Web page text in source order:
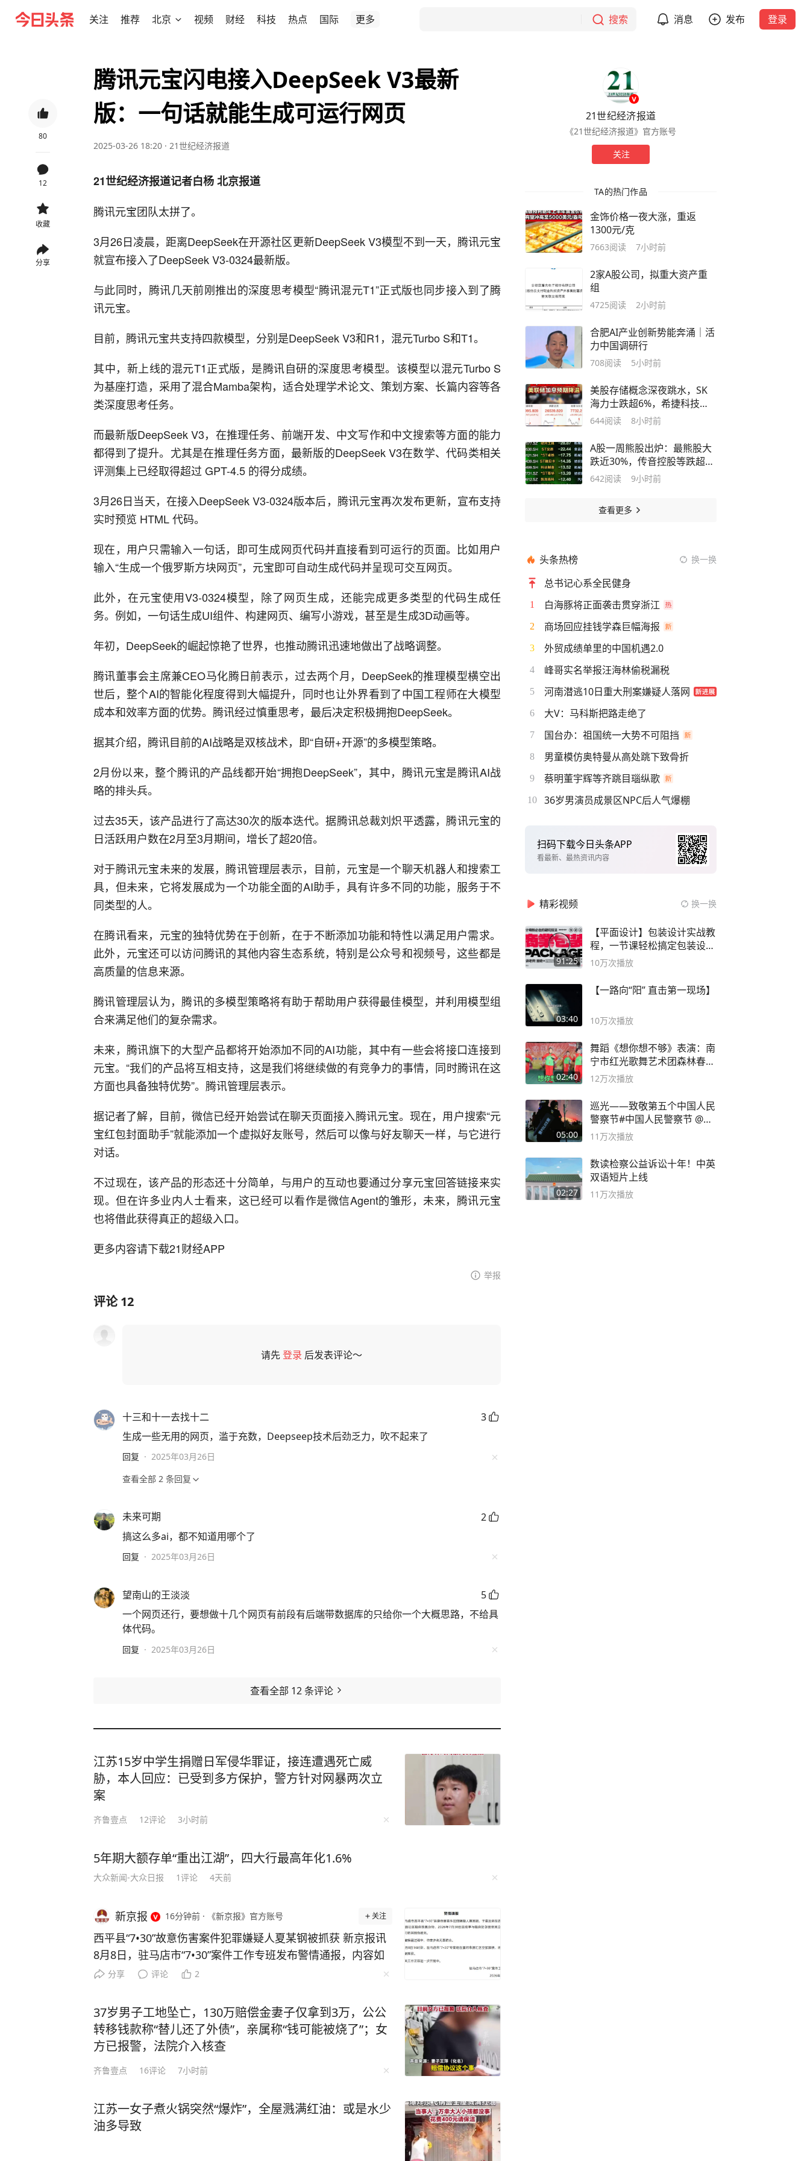
关注 推荐 北京 视频 财经 科技 热点 国际 更多 搜索 消息 发布 登录
80
12
收藏
分享
腾讯元宝闪电接入DeepSeek V3最新
版：一句话就能生成可运行网页
2025-03-26 18:20 · 21世纪经济报道
21世纪经济报道记者白杨 北京报道
腾讯元宝团队太拼了。
3月26日凌晨，距离DeepSeek在开源社区更新DeepSeek V3模型不到一天，腾讯元宝
就宣布接入了DeepSeek V3-0324最新版。
与此同时，腾讯几天前刚推出的深度思考模型“腾讯混元T1”正式版也同步接入到了腾
讯元宝。
目前，腾讯元宝共支持四款模型，分别是DeepSeek V3和R1，混元Turbo S和T1。
其中，新上线的混元T1正式版，是腾讯自研的深度思考模型。该模型以混元Turbo S
为基座打造，采用了混合Mamba架构，适合处理学术论文、策划方案、长篇内容等各
类深度思考任务。
而最新版DeepSeek V3，在推理任务、前端开发、中文写作和中文搜索等方面的能力
都得到了提升。尤其是在推理任务方面，最新版的DeepSeek V3在数学、代码类相关
评测集上已经取得超过 GPT-4.5 的得分成绩。
3月26日当天，在接入DeepSeek V3-0324版本后，腾讯元宝再次发布更新，宣布支持
实时预览 HTML 代码。
现在，用户只需输入一句话，即可生成网页代码并直接看到可运行的页面。比如用户
输入“生成一个俄罗斯方块网页”，元宝即可自动生成代码并呈现可交互网页。
此外，在元宝使用V3-0324模型，除了网页生成，还能完成更多类型的代码生成任
务。例如，一句话生成UI组件、构建网页、编写小游戏，甚至是生成3D动画等。
年初，DeepSeek的崛起惊艳了世界，也推动腾讯迅速地做出了战略调整。
腾讯董事会主席兼CEO马化腾日前表示，过去两个月，DeepSeek的推理模型横空出
世后，整个AI的智能化程度得到大幅提升，同时也让外界看到了中国工程师在大模型
成本和效率方面的优势。腾讯经过慎重思考，最后决定积极拥抱DeepSeek。
据其介绍，腾讯目前的AI战略是双核战术，即“自研+开源”的多模型策略。
2月份以来，整个腾讯的产品线都开始“拥抱DeepSeek”，其中，腾讯元宝是腾讯AI战
略的排头兵。
过去35天，该产品进行了高达30次的版本迭代。据腾讯总裁刘炽平透露，腾讯元宝的
日活跃用户数在2月至3月期间，增长了超20倍。
对于腾讯元宝未来的发展，腾讯管理层表示，目前，元宝是一个聊天机器人和搜索工
具，但未来，它将发展成为一个功能全面的AI助手，具有许多不同的功能，服务于不
同类型的人。
在腾讯看来，元宝的独特优势在于创新，在于不断添加功能和特性以满足用户需求。
此外，元宝还可以访问腾讯的其他内容生态系统，特别是公众号和视频号，这些都是
高质量的信息来源。
腾讯管理层认为，腾讯的多模型策略将有助于帮助用户获得最佳模型，并利用模型组
合来满足他们的复杂需求。
未来，腾讯旗下的大型产品都将开始添加不同的AI功能，其中有一些会将接口连接到
元宝。“我们的产品将互相支持，这是我们将继续做的有竞争力的事情，同时腾讯在这
方面也具备独特优势”。腾讯管理层表示。
据记者了解，目前，微信已经开始尝试在聊天页面接入腾讯元宝。现在，用户搜索“元
宝红包封面助手”就能添加一个虚拟好友账号，然后可以像与好友聊天一样，与它进行
对话。
不过现在，该产品的形态还十分简单，与用户的互动也要通过分享元宝回答链接来实
现。但在许多业内人士看来，这已经可以看作是微信Agent的雏形，未来，腾讯元宝
也将借此获得真正的超级入口。
更多内容请下载21财经APP
举报
评论12
请先登录 后发表评论～
十三和十一去找十二
3
生成一些无用的网页，滥于充数，Deepseep技术后劲乏力，吹不起来了
回复 · 2025年03月26日
查看全部 2 条回复
未来可期
2
搞这么多ai，都不知道用哪个了
回复 · 2025年03月26日
望南山的王淡淡
5
一个网页还行，要想做十几个网页有前段有后端带数据库的只给你一个大概思路，不给具
体代码。
回复 · 2025年03月26日
查看全部 12条评论
江苏15岁中学生捐赠日军侵华罪证，接连遭遇死亡威
胁，本人回应：已受到多方保护，警方针对网暴两次立
案
齐鲁壹点 12评论 3小时前
5年期大额存单“重出江湖”，四大行最高年化1.6%
大众新闻-大众日报 1评论 4天前
新京报 16分钟前 · 《新京报》官方账号 关注
西平县“7•30”故意伤害案件犯罪嫌疑人夏某钢被抓获 新京报讯
8月8日，驻马店市“7•30”案件工作专班发布警情通报，内容如
下： 河南省驻马店市西平县“7•30”故意伤害案件犯罪嫌疑人夏
26年7月30日因琐事与租房处邻居侯某立发生争执，后持刀将
其刺伤致死。 夏某钢逃窜躲藏过程中，伤害多名无辜群众。 2
026年8月8日16时许，驻马店市“7•30”专案组在漯河市源汇区
空冢郭镇，将犯罪嫌疑人夏某钢抓获。 目前，相关工作正在进
一步开展中。 编辑 辛婧
分享 评论 2
37岁男子工地坠亡，130万赔偿金妻子仅拿到3万，公公
转移钱款称“替儿还了外债”，亲属称“钱可能被烧了”；女
方已报警，法院介入核查
齐鲁壹点 16评论 7小时前
江苏一女子煮火锅突然“爆炸”，全屋溅满红油：或是水少
油多导致
21世纪经济报道
《21世纪经济报道》官方账号
关注
TA的热门作品
金饰价格一夜大涨，重返
1300元/克
7663阅读 7小时前
2家A股公司，拟重大资产重
组
4725阅读 2小时前
合肥AI产业创新势能奔涌｜活
力中国调研行
708阅读 5小时前
美股存储概念深夜跳水，SK
海力士跌超6%，希捷科技重
挫10%
644阅读 8小时前
A股一周熊股出炉：最熊股大
跌近30%，传音控股等跌超
10%
642阅读 9小时前
查看更多
头条热榜 换一换
总书记心系全民健身
1 白海豚将正面袭击贯穿浙江
2 商场回应挂钱学森巨幅海报
3 外贸成绩单里的中国机遇2.0
4 峰哥实名举报汪海林偷税漏税
5 河南潜逃10日重大刑案嫌疑人落网
6 大V：马科斯把路走绝了
7 国台办：祖国统一大势不可阻挡
8 男童模仿奥特曼从高处跳下致骨折
9 蔡明董宇辉等齐跳目瑙纵歌
10 36岁男演员成景区NPC后人气爆棚
扫码下载今日头条APP
看最新、最热资讯内容
精彩视频 换一换
91:25
【平面设计】包装设计实战教
程，一节课轻松搞定包装设计
流程！
10万次播放
03:40
【一路向“阳” 直击第一现场】
10万次播放
02:40
舞蹈《想你想不够》表演：南
宁市红光歌舞艺术团森林春红
舞蹈队。
12万次播放
05:00
巡光——致敬第五个中国人民
警察节#中国人民警察节 @抖
音小助手
11万次播放
02:27
数读检察公益诉讼十年！中英
双语短片上线
11万次播放